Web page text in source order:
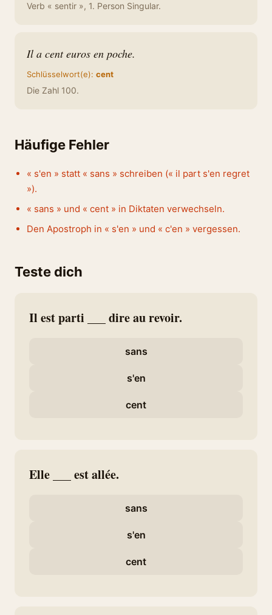
Verb « sentir », 1. Person Singular.
Il a cent euros en poche.
Schlüsselwort(e): cent
Die Zahl 100.
Häufige Fehler
« s'en » statt « sans » schreiben (« il part s'en regret
»).
« sans » und « cent » in Diktaten verwechseln.
Den Apostroph in « s'en » und « c'en » vergessen.
Teste dich
Il est parti ___ dire au revoir.
sans
s'en
cent
Elle ___ est allée.
sans
s'en
cent